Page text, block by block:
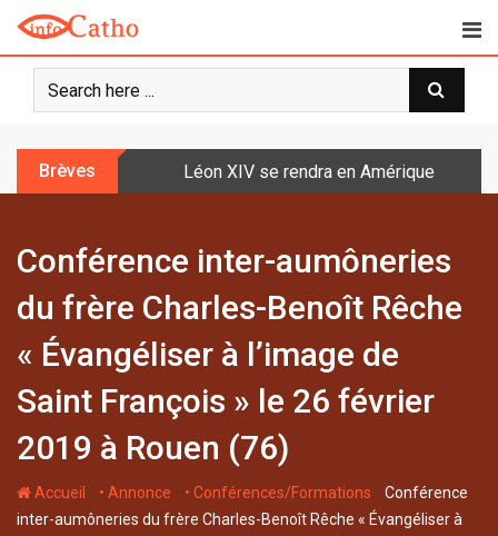
o
Brèves Léon XIV se rendra en Amérique latine à
Conférence inter-aumôneries
du frère Charles-Benoît Rêche
« Évangéliser à l’image de
Saint François » le 26 février
2019 à Rouen (76)
Accueil - • Annonce - • Conférences/Formations -Conférence
inter-aumôneries du frère Charles-Benoît Rêche « Évangéliser à